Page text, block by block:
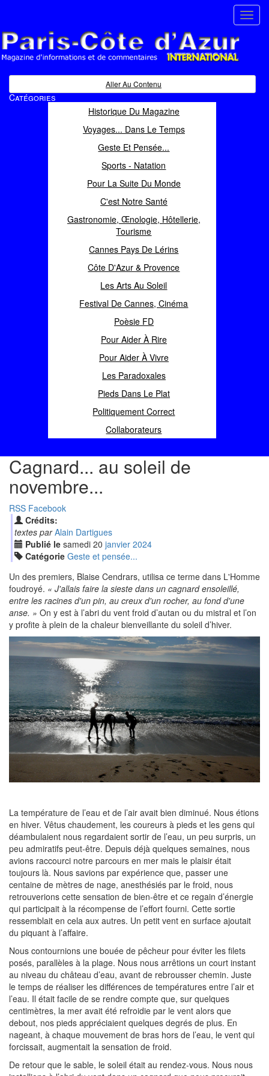
Magazine d'informations et de commentaires
Aller Au Contenu
Catégories
Historique Du Magazine
Voyages... Dans Le Temps
Geste Et Pensée...
Sports - Natation
Pour La Suite Du Monde
C'est Notre Santé
Gastronomie, Œnologie, Hôtellerie,
Tourisme
Cannes Pays De Lérins
Côte D'Azur & Provence
Les Arts Au Soleil
Festival De Cannes, Cinéma
Poèsie FD
Pour Aider À Rire
Pour Aider À Vivre
Les Paradoxales
Pieds Dans Le Plat
Politiquement Correct
Collaborateurs
Cagnard... au soleil de
novembre...
RSS Facebook
Crédits:
textes par Alain Dartigues
Publié le samedi 20 janvier 2024
Catégorie Geste et pensée...
Un des premiers, Blaise Cendrars, utilisa ce terme dans L'Homme
foudroyé. « J'allais faire la sieste dans un cagnard ensoleillé,
entre les racines d'un pin, au creux d'un rocher, au fond d'une
anse. » On y est à l’abri du vent froid d’autan ou du mistral et l’on
y profite à plein de la chaleur bienveillante du soleil d’hiver.
La température de l’eau et de l’air avait bien diminué. Nous étions
en hiver. Vêtus chaudement, les coureurs à pieds et les gens qui
déambulaient nous regardaient sortir de l’eau, un peu surpris, un
peu admiratifs peut-être. Depuis déjà quelques semaines, nous
avions raccourci notre parcours en mer mais le plaisir était
toujours là. Nous savions par expérience que, passer une
centaine de mètres de nage, anesthésiés par le froid, nous
retrouverions cette sensation de bien-être et ce regain d’énergie
qui participait à la récompense de l’effort fourni. Cette sortie
ressemblait en cela aux autres. Un petit vent en surface ajoutait
du piquant à l’affaire.
Nous contournions une bouée de pêcheur pour éviter les filets
posés, parallèles à la plage. Nous nous arrêtions un court instant
au niveau du château d’eau, avant de rebrousser chemin. Juste
le temps de réaliser les différences de températures entre l’air et
l’eau. Il était facile de se rendre compte que, sur quelques
centimètres, la mer avait été refroidie par le vent alors que
debout, nos pieds appréciaient quelques degrés de plus. En
nageant, à chaque mouvement de bras hors de l’eau, le vent qui
forcissait, augmentait la sensation de froid.
De retour que le sable, le soleil était au rendez-vous. Nous nous